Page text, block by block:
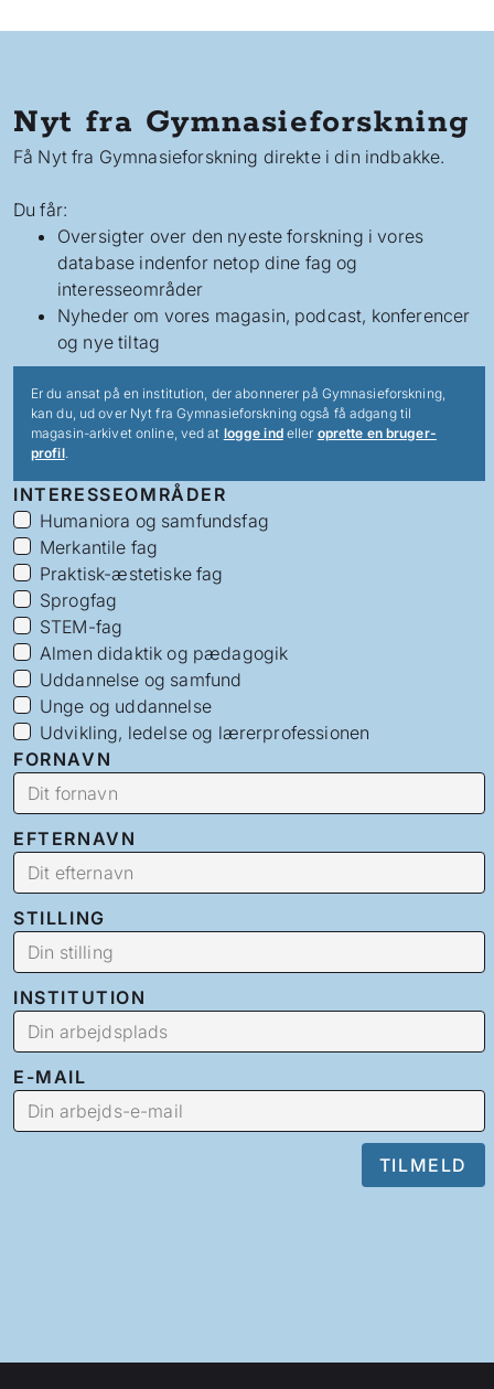
Nyt fra Gymnasieforskning
Få Nyt fra Gymnasieforskning direkte i din indbakke.
Du får:
Oversigter over den nyeste forskning i vores
database indenfor netop dine fag og
interesseområder
Nyheder om vores magasin, podcast, konferencer
og nye tiltag
Er du ansat på en institution, der abonnerer på Gymnasieforskning,
kan du, ud over Nyt fra Gymnasieforskning også få adgang til
magasin-arkivet online, ved at logge indeller oprette en bruger-
profil.
INTERESSEOMRÅDER
Humaniora og samfundsfag
Merkantile fag
Praktisk-æstetiske fag
Sprogfag
STEM-fag
Almen didaktik og pædagogik
Uddannelse og samfund
Unge og uddannelse
Udvikling, ledelse og lærerprofessionen
FORNAVN
EFTERNAVN
STILLING
INSTITUTION
E-MAIL